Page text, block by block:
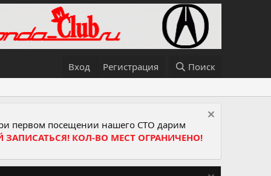
Вход Регистрация Поиск
первом посещении нашего СТО дарим
ЗАПИСАТЬСЯ! КОЛ-ВО МЕСТ ОГРАНИЧЕНО!